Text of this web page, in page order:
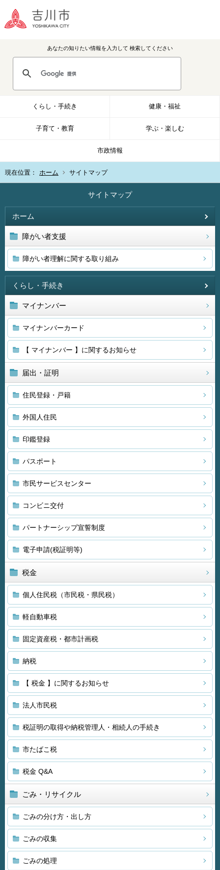
あなたの知りたい情報を入力して 検索してください
くらし・手続き 健康・福祉
子育て・教育 学ぶ・楽しむ
市政情報
現在位置： ホーム サイトマップ
サイトマップ
ホーム
障がい者支援
障がい者理解に関する取り組み
くらし・手続き
マイナンバー
マイナンバーカード
【 マイナンバー 】に関するお知らせ
届出・証明
住民登録・戸籍
外国人住民
印鑑登録
パスポート
市民サービスセンター
コンビニ交付
パートナーシップ宣誓制度
電子申請(税証明等)
税金
個人住民税（市民税・県民税）
軽自動車税
固定資産税・都市計画税
納税
【 税金 】に関するお知らせ
法人市民税
税証明の取得や納税管理人・相続人の手続き
市たばこ税
税金 Q&A
ごみ・リサイクル
ごみの分け方・出し方
ごみの収集
ごみの処理